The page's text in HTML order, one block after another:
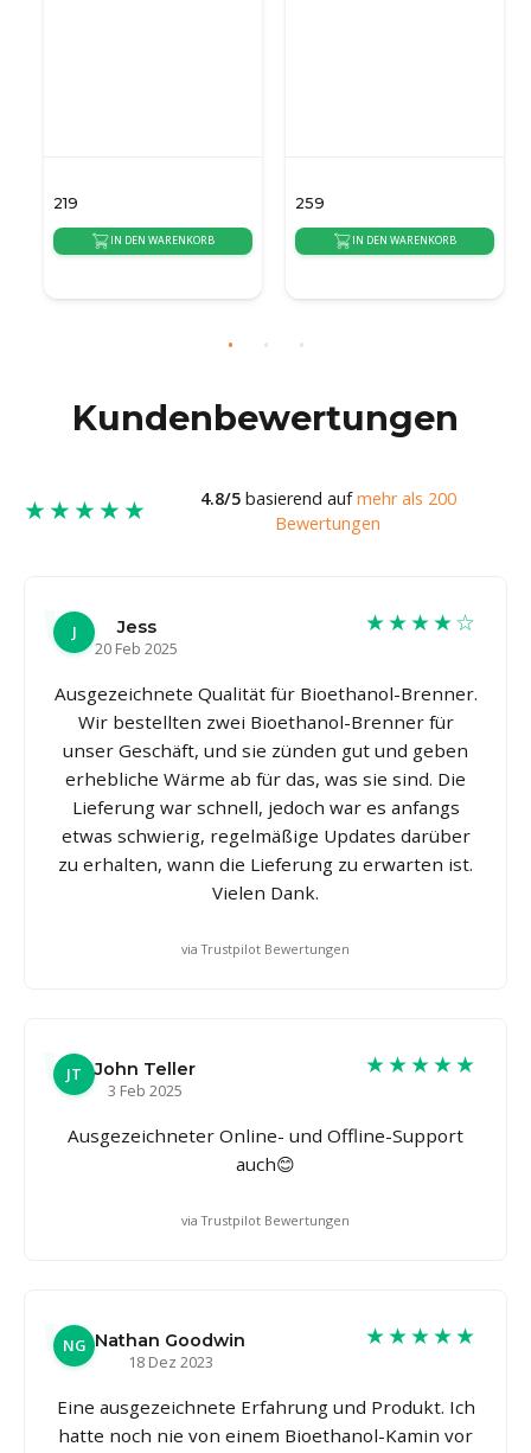
219
IN DEN WARENKORB
{auto_delivery_time}
259
IN DEN WARENKORB
{auto_delivery_time}
Kundenbewertungen
★★★★★ 4.8/5basierend aufmehr als 200
Bewertungen
J
Jess
20 Feb 2025
★★★★☆
Ausgezeichnete Qualität für Bioethanol-Brenner.
Wir bestellten zwei Bioethanol-Brenner für
unser Geschäft, und sie zünden gut und geben
erhebliche Wärme ab für das, was sie sind. Die
Lieferung war schnell, jedoch war es anfangs
etwas schwierig, regelmäßige Updates darüber
zu erhalten, wann die Lieferung zu erwarten ist.
Vielen Dank.
via Trustpilot Bewertungen
JT
John Teller
3 Feb 2025
★★★★★
Ausgezeichneter Online- und Offline-Support
auch😊
via Trustpilot Bewertungen
NG Nathan Goodwin
18 Dez 2023
★★★★★
Eine ausgezeichnete Erfahrung und Produkt. Ich
hatte noch nie von einem Bioethanol-Kamin vor